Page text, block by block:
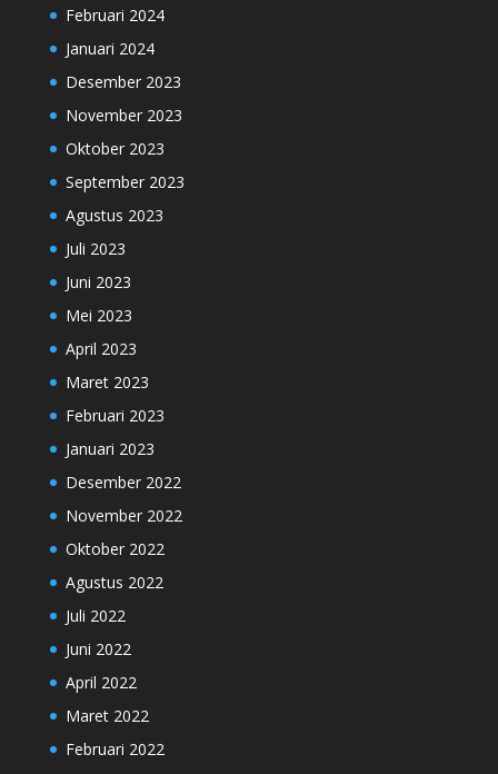
Februari 2024
Januari 2024
Desember 2023
November 2023
Oktober 2023
September 2023
Agustus 2023
Juli 2023
Juni 2023
Mei 2023
April 2023
Maret 2023
Februari 2023
Januari 2023
Desember 2022
November 2022
Oktober 2022
Agustus 2022
Juli 2022
Juni 2022
April 2022
Maret 2022
Februari 2022